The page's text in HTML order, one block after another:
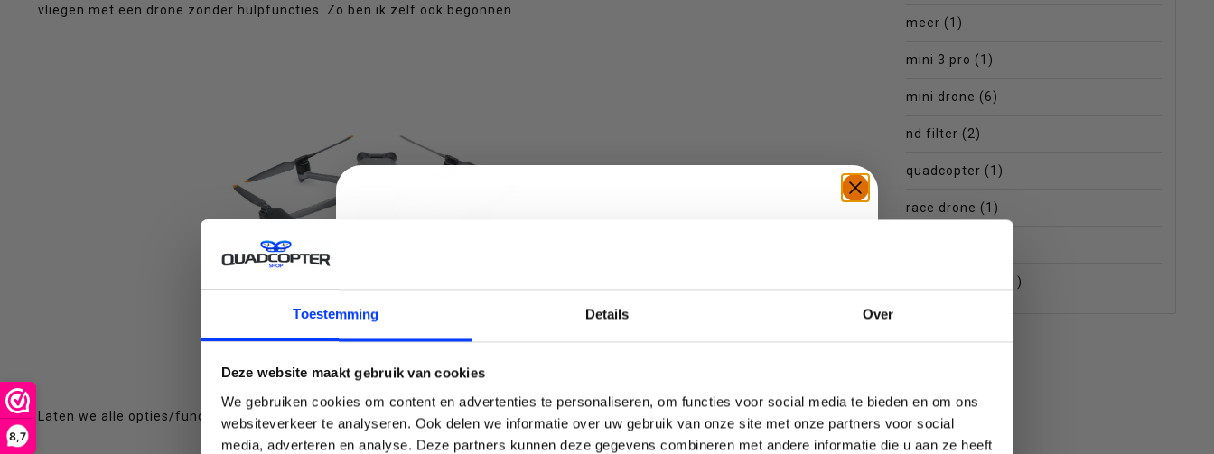
Toestemming Details Over
Deze website maakt gebruik van cookies
We gebruiken cookies om content en advertenties te personaliseren, om functies voor social media te bieden en om ons
websiteverkeer te analyseren. Ook delen we informatie over uw gebruik van onze site met onze partners voor social
media, adverteren en analyse. Deze partners kunnen deze gegevens combineren met andere informatie die u aan ze heeft
8,7
vliegen met een drone zonder hulpfuncties. Zo ben ik zelf ook begonnen.
Laten we alle opties/functies bespreken die er zijn bij een beginners drone.
meer (1)
mini 3 pro (1)
mini drone (6)
nd filter (2)
quadcopter (1)
race drone (1)
(1)
CLAIM KORTING OP JE EERSTE
BESTELLING!
Ontvang je welkomstkorting tot 15 euro.
Minimale besteding 100 euro .